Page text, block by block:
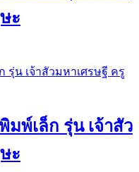
ะ
พ์เล็ก รุ่น เจ้าสัว
ะ